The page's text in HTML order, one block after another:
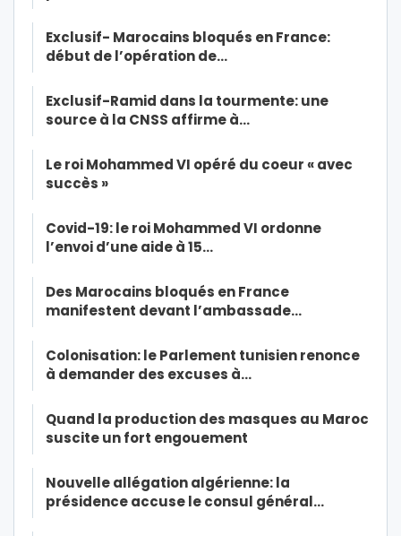
Exclusif- Marocains bloqués en France:
début de l’opération de…
Exclusif-Ramid dans la tourmente: une
source à la CNSS affirme à…
Le roi Mohammed VI opéré du coeur « avec
succès »
Covid-19: le roi Mohammed VI ordonne
l’envoi d’une aide à 15…
Des Marocains bloqués en France
manifestent devant l’ambassade…
Colonisation: le Parlement tunisien renonce
à demander des excuses à…
Quand la production des masques au Maroc
suscite un fort engouement
Nouvelle allégation algérienne: la
présidence accuse le consul général…